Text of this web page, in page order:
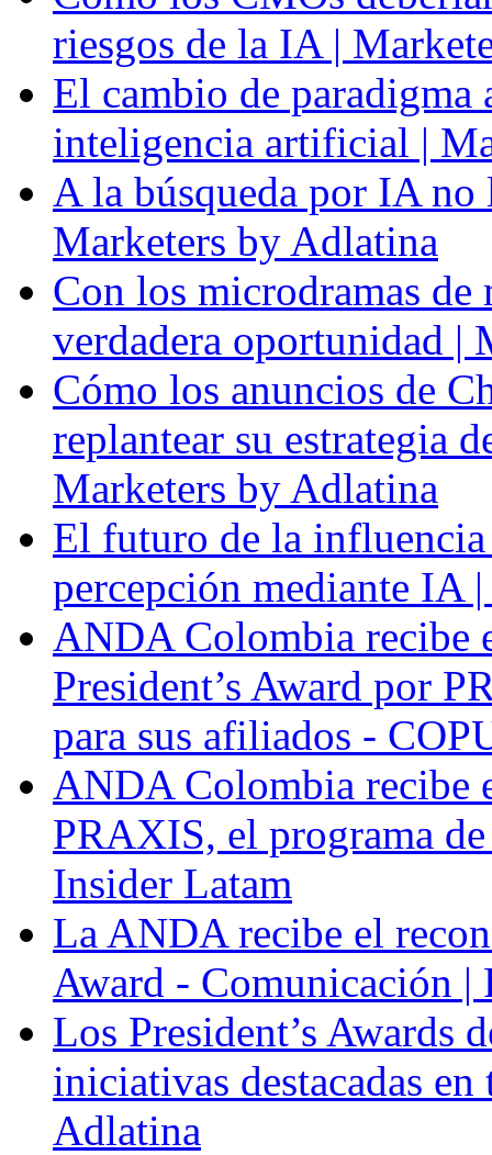
riesgos de la IA |
El cambio de paradigma
inteligencia artificial |
A la búsqueda por IA
Marketers by Adlatina
Con los microdramas de
verdadera oportunidad |
Cómo los anuncios de
replantear su estrategia
Marketers by Adlatina
El futuro de la influencia
percepción mediante IA
ANDA Colombia recibe
President’s Award por
para sus afiliados -
ANDA Colombia recibe
PRAXIS, el programa
Insider Latam
La ANDA recibe el
Award - Comunicación |
Los President’s Awards
iniciativas destacadas
Adlatina